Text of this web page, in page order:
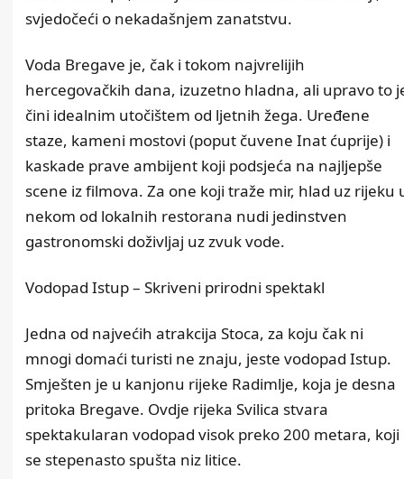
svjedočeći o nekadašnjem zanatstvu.
Voda Bregave je, čak i tokom najvrelijih
hercegovačkih dana, izuzetno hladna, ali upravo to
čini idealnim utočištem od ljetnih žega. Uređene
staze, kameni mostovi (poput čuvene Inat ćuprije) i
kaskade prave ambijent koji podsjeća na najljepše
scene iz filmova. Za one koji traže mir, hlad uz rijeku
nekom od lokalnih restorana nudi jedinstven
gastronomski doživljaj uz zvuk vode.
Vodopad Istup – Skriveni prirodni spektakl
Jedna od najvećih atrakcija Stoca, za koju čak ni
mnogi domaći turisti ne znaju, jeste vodopad Istup.
Smješten je u kanjonu rijeke Radimlje, koja je desna
pritoka Bregave. Ovdje rijeka Svilica stvara
spektakularan vodopad visok preko 200 metara, koji
se stepenasto spušta niz litice.